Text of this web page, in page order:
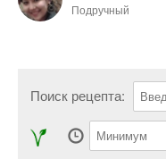
Подручный
Поиск рецепта: